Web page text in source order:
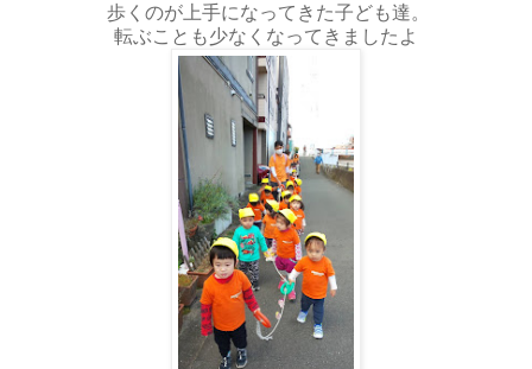
歩くのが上手になってきた子ども達。
転ぶことも少なくなってきましたよ